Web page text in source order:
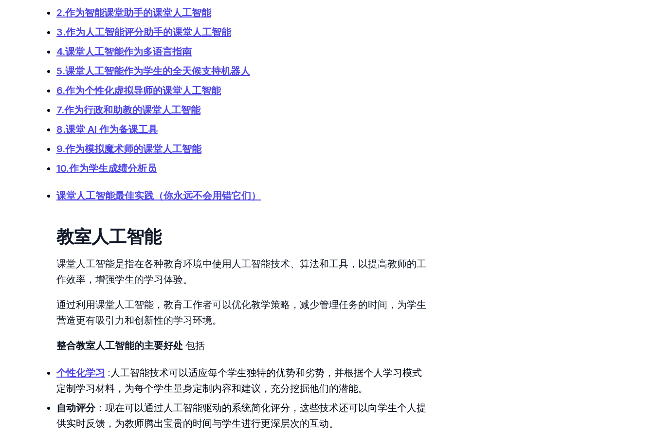
2.作为智能课堂助手的课堂人工智能
3.作为人工智能评分助手的课堂人工智能
4.课堂人工智能作为多语言指南
5.课堂人工智能作为学生的全天候支持机器人
6.作为个性化虚拟导师的课堂人工智能
7.作为行政和助教的课堂人工智能
8.课堂 AI 作为备课工具
9.作为模拟魔术师的课堂人工智能
10.作为学生成绩分析员
课堂人工智能最佳实践（你永远不会用错它们）
教室人工智能
课堂人工智能是指在各种教育环境中使用人工智能技术、算法和工具，以提高教师的工
作效率，增强学生的学习体验。
通过利用课堂人工智能，教育工作者可以优化教学策略，减少管理任务的时间，为学生
营造更有吸引力和创新性的学习环境。
整合教室人工智能的主要好处 包括
个性化学习 :人工智能技术可以适应每个学生独特的优势和劣势，并根据个人学习模式
定制学习材料，为每个学生量身定制内容和建议，充分挖掘他们的潜能。
自动评分：现在可以通过人工智能驱动的系统简化评分，这些技术还可以向学生个人提
供实时反馈，为教师腾出宝贵的时间与学生进行更深层次的互动。